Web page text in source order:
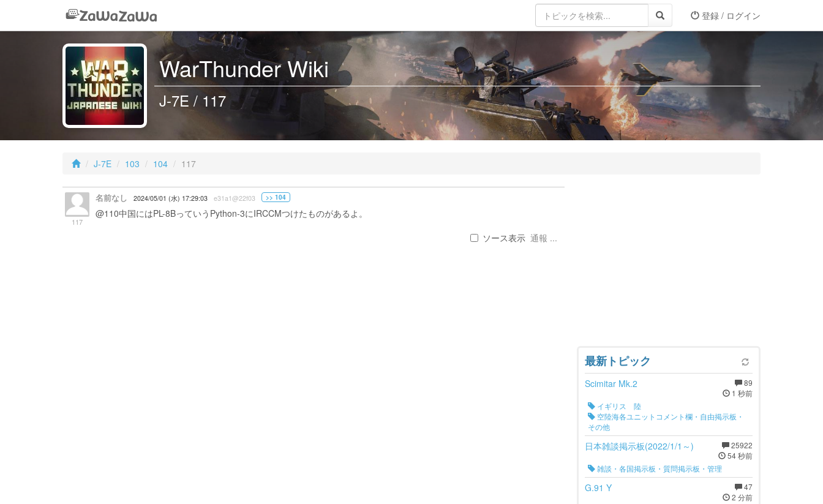
登録 / ログイン
WarThunder Wiki
J-7E / 117
J-7E 103 104 117
117
名前なし 2024/05/01 (水) 17:29:03 e31a1@22f03 >> 104
@110中国にはPL-8BっていうPython-3にIRCCMつけたものがあるよ。
ソース表示 通報 ...
最新トピック
89
1 秒前
Scimitar Mk.2
イギリス 陸
空陸海各ユニットコメント欄・自由掲示板・
その他
25922
54 秒前
日本雑談掲示板(2022/1/1～)
雑談・各国掲示板・質問掲示板・管理
47
2 分前
G.91 Y